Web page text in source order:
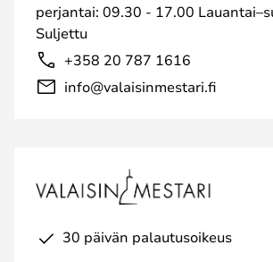
perjantai: 09.30 - 17.00
Suljettu
+358 20 787 1616
info@valaisinmestari.fi
30 päivän palautusoikeus